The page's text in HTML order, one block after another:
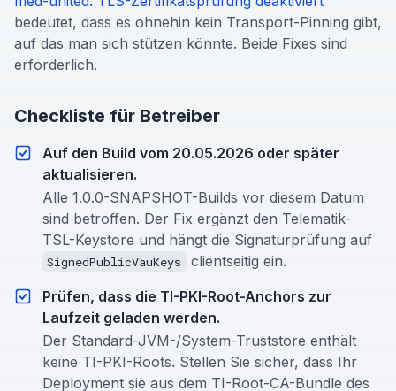
bedeutet, dass es ohnehin kein Transport-Pinning gibt,
auf das man sich stützen könnte. Beide Fixes sind
erforderlich.
Checkliste für Betreiber
Auf den Build vom 20.05.2026 oder später
aktualisieren.
Alle 1.0.0-SNAPSHOT-Builds vor diesem Datum
sind betroffen. Der Fix ergänzt den Telematik-
TSL-Keystore und hängt die Signaturprüfung auf
SignedPublicVauKeys
clientseitig ein.
Prüfen, dass die TI-PKI-Root-Anchors zur
Laufzeit geladen werden.
Der Standard-JVM-/System-Truststore enthält
keine TI-PKI-Roots. Stellen Sie sicher, dass Ihr
Deployment sie aus dem TI-Root-CA-Bundle des